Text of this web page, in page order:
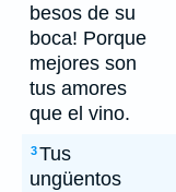
besos de su
boca! Porque
mejores son
tus amores
que el vino.
3Tus
ungüentos